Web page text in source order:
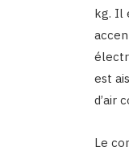
kg. Il
est
d’air
Le